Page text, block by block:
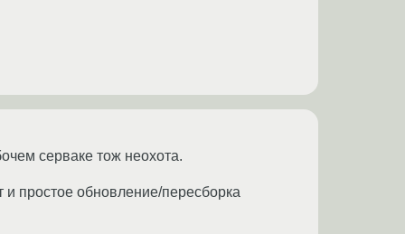
серваке тож неохота.
простое обновление/пересборка